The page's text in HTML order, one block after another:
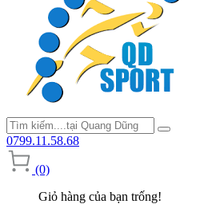
0799.11.58.68
(0)
Giỏ hàng của bạn trống!